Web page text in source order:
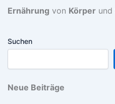
Ernährung von Körper und
Suchen
Neue Beiträge